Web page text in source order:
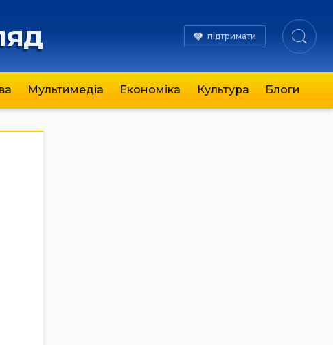
підтримати
Мультимедіа Економіка Культура Блоги